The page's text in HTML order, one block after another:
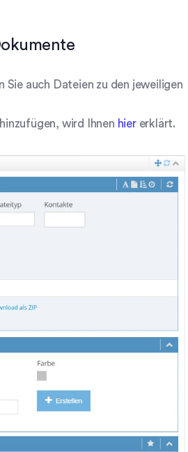
Sie auch Dateien zu den jeweiligen
wird Ihnen hiererklärt.